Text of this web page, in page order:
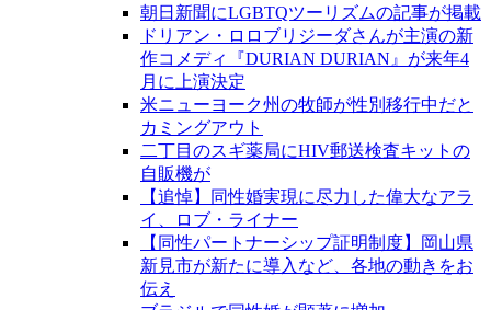
朝日新聞にLGBTQツーリズムの記事が掲載
ドリアン・ロロブリジーダさんが主演の新
作コメディ『DURIAN DURIAN』が来年4
月に上演決定
米ニューヨーク州の牧師が性別移行中だと
カミングアウト
二丁目のスギ薬局にHIV郵送検査キットの
自販機が
【追悼】同性婚実現に尽力した偉大なアラ
イ、ロブ・ライナー
【同性パートナーシップ証明制度】岡山県
新見市が新たに導入など、各地の動きをお
伝え